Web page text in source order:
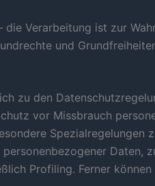
die Verarbeitung ist zur
und
zu den
vor Missbrauch
Profiling. Ferner